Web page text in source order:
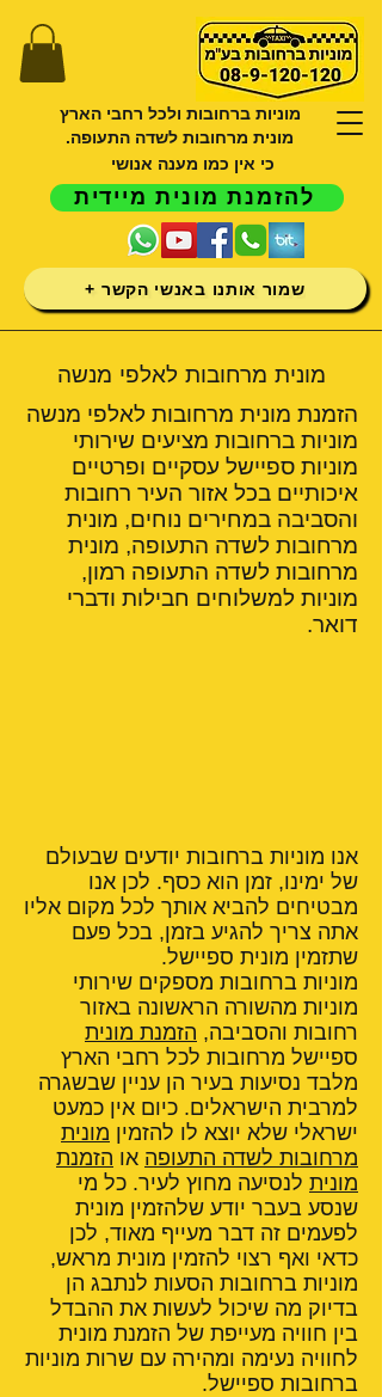
מוניות ברחובות ולכל רחבי הארץ
מונית מרחובות לשדה התעופה.
כי אין כמו מענה אנושי
להזמנת מונית מיידית
שמור אותנו באנשי הקשר +
מונית מרחובות לאלפי מנשה
הזמנת מונית מרחובות לאלפי מנשה
מוניות ברחובות מציעים שירותי
מוניות ספיישל עסקיים ופרטיים
איכותיים בכל אזור העיר רחובות
והסביבה במחירים נוחים, מונית
מרחובות לשדה התעופה, מונית
מרחובות לשדה התעופה רמון,
מוניות למשלוחים חבילות ודברי
דואר.
אנו מוניות ברחובות יודעים שבעולם
של ימינו, זמן הוא כסף. לכן אנו
מבטיחים להביא אותך לכל מקום אליו
אתה צריך להגיע בזמן, בכל פעם
שתזמין מונית ספיישל.
מוניות ברחובות מספקים שירותי
מוניות מהשורה הראשונה באזור
רחובות והסביבה, הזמנת מונית
ספיישל מרחובות לכל רחבי הארץ
מלבד נסיעות בעיר הן עניין שבשגרה
למרבית הישראלים. כיום אין כמעט
ישראלי שלא יוצא לו להזמין מונית
מרחובות לשדה התעופה או הזמנת
מונית לנסיעה מחוץ לעיר. כל מי
שנסע בעבר יודע שלהזמין מונית
לפעמים זה דבר מעייף מאוד, לכן
כדאי ואף רצוי להזמין מונית מראש,
מוניות ברחובות הסעות לנתבג הן
בדיוק מה שיכול לעשות את ההבדל
בין חוויה מעייפת של הזמנת מונית
לחוויה נעימה ומהירה עם שרות מוניות
ברחובות ספיישל.